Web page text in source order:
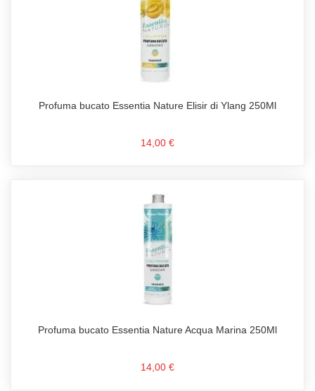
Profuma bucato Essentia Nature Elisir di Ylang 250Ml
14,00 €
Profuma bucato Essentia Nature Acqua Marina 250Ml
14,00 €